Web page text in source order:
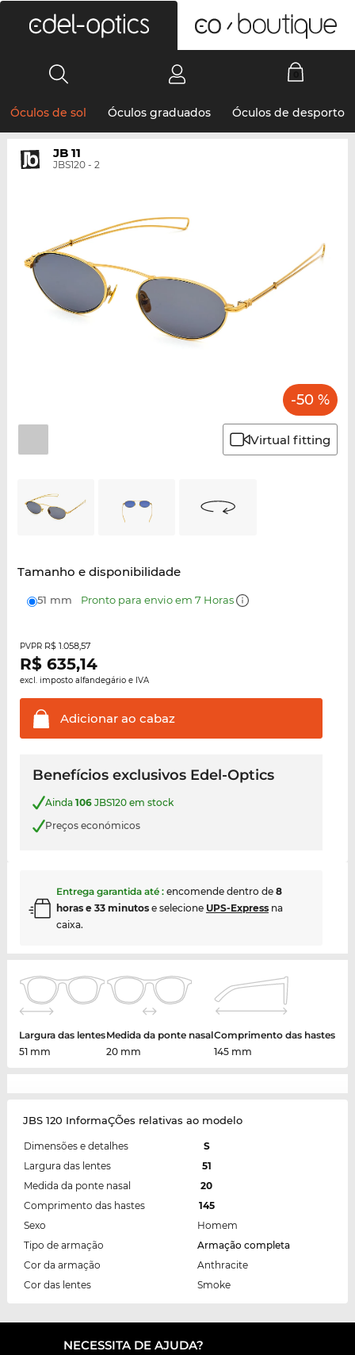
Óculos de sol Óculos graduados Óculos de desporto
JB 11
JBS120 - 2
-50 %
Virtual fitting
Tamanho e disponibilidade
51 mm Pronto para envio em 7 Horas
PVPR R$ 1.058,57
R$ 635,14
excl. imposto alfandegário e IVA
Adicionar ao cabaz
Benefícios exclusivos Edel-Optics
Ainda 106JBS120 em stock
Preços económicos
Entrega garantida até : encomende dentro de 8
horas e 33 minutose selecione UPS-Expressna
caixa.
Largura das lentes
51 mm
Medida da ponte nasal
20 mm
Comprimento das hastes
145 mm
JBS 120 InformaÇÕes relativas ao modelo
Dimensões e detalhes
S
Largura das lentes
51
Medida da ponte nasal
20
Comprimento das hastes
145
Sexo
Homem
Tipo de armação
Armação completa
Cor da armação
Anthracite
Cor das lentes
Smoke
NECESSITA DE AJUDA?